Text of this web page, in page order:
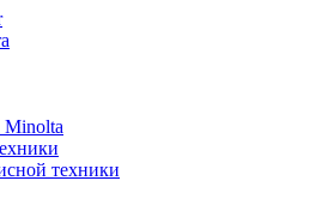
Minolta
техники